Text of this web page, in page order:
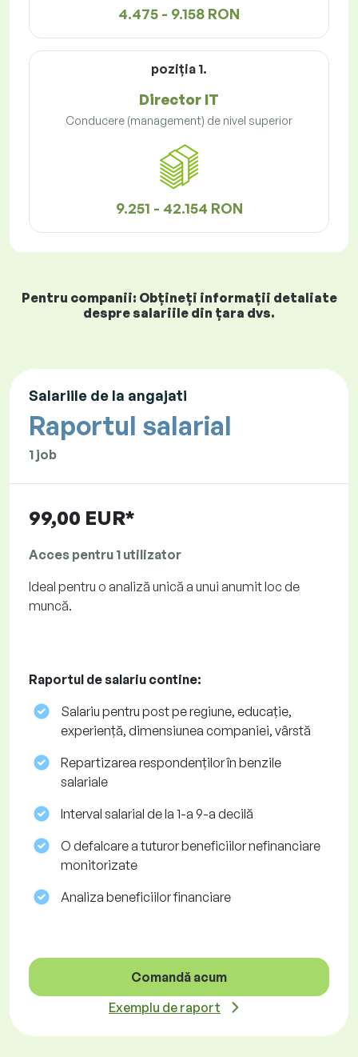
4.475 - 9.158 RON
poziţia 1.
Director IT
Conducere (management) de nivel superior
9.251 - 42.154 RON
Pentru companii: Obțineți informații detaliate
despre salariile din țara dvs.
Salariile de la angajati
Raportul salarial
1 job
99,00 EUR*
Acces pentru 1 utilizator
Ideal pentru o analiză unică a unui anumit loc de
muncă.
Raportul de salariu contine:
Salariu pentru post pe regiune, educație,
experiență, dimensiunea companiei, vârstă
Repartizarea respondenților în benzile
salariale
Interval salarial de la 1-a 9-a decilă
O defalcare a tuturor beneficiilor nefinanciare
monitorizate
Analiza beneficiilor financiare
Comandă acum
Exemplu de raport